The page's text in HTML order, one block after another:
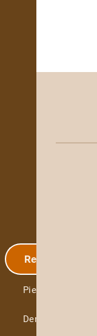
Reģistrācija
Pieteikties
Demo